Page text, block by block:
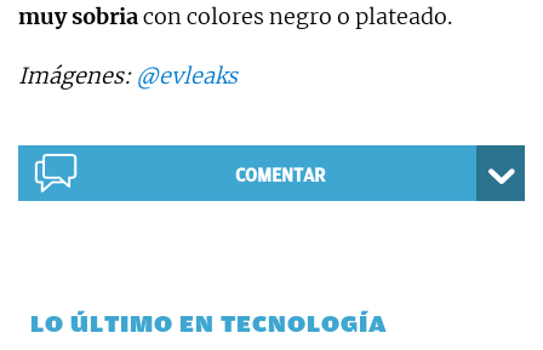
muy sobriacon colores negro o plateado.
Imágenes: @evleaks
COMENTAR
LO ÚLTIMO EN TECNOLOGÍA